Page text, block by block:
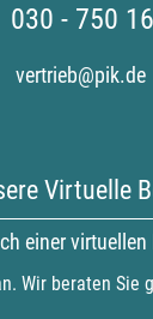
030 - 750
vertrieb@pik.de
Virtuelle
einer
Wir beraten Sie